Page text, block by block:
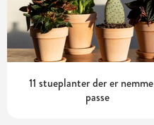
11 stueplanter der er
passe